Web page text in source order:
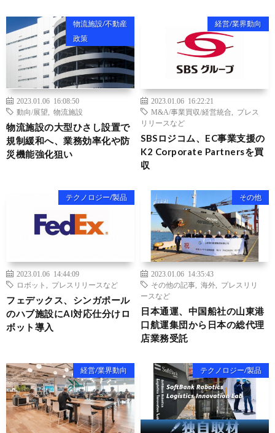
物流施設/不動産
政策
2023.01.06 16:08:50
動向/展望
物流施設
物流施設の大型ひさし設置で
規制緩和へ、業務効率化や防
災機能強化狙い
経営/業界動向
2023.01.06 16:22:21
M&A/事業買収/経営統合
プレス
リリースなど
SBSロジコム、EC事業支援の
K2 Corporate Partnersを買
収
テクノロジー/製品
2023.01.06 14:44:09
ロボット
プレスリリースなど
フェデックス、シンガポール
のハブ施設にAI対応仕分けロ
ボット導入
その他
2023.01.06 14:35:43
その他の記事
海外
プレスリリ
ースなど
日本通運、中国船社の山東港
口航運集団から日本の総代理
店業務受託
経営/業界動向 テクノロジー/製品